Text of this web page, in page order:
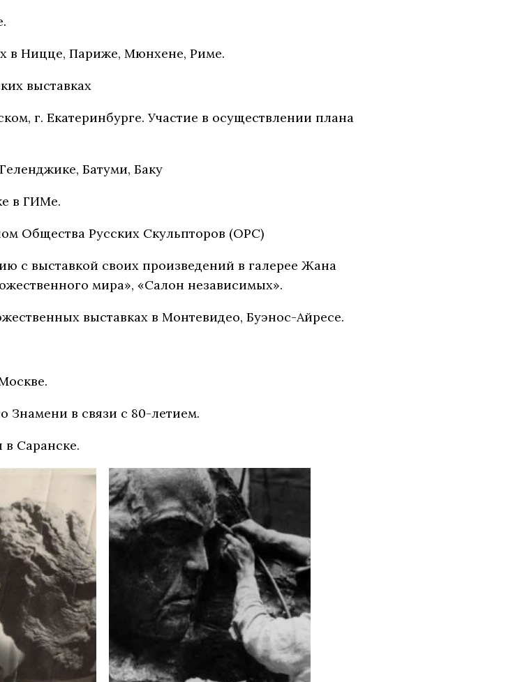
в Ницце, Париже, Мюнхене, Риме.
выставках
г. Екатеринбурге. Участие в осуществлении плана
Геленджике, Батуми, Баку
в ГИМе.
Общества Русских Скульпторов (ОРС)
с выставкой своих произведений в галерее Жана
мира», «Салон независимых».
выставках в Монтевидео, Буэнос-Айресе.
Знамени в связи с 80-летием.
в Саранске.